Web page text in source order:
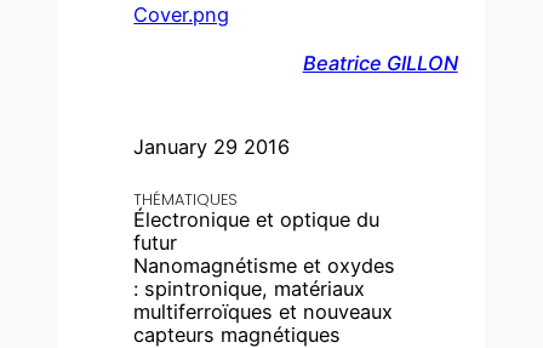
January 29 2016
THÉMATIQUES
Électronique et optique du
futur
Nanomagnétisme et oxydes
: spintronique, matériaux
multiferroïques et nouveaux
capteurs magnétiques
Cover.png
Beatrice GILLON